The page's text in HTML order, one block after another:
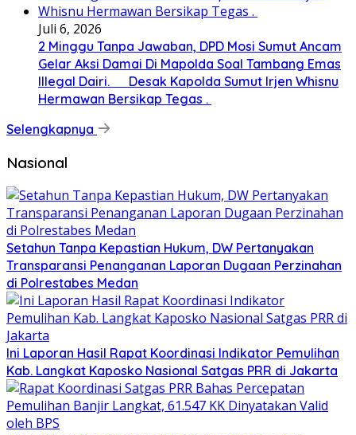
Juli 6, 2026
2 Minggu Tanpa Jawaban, DPD Mosi Sumut Ancam
Gelar Aksi Damai Di Mapolda Soal Tambang Emas
Illegal Dairi. Desak Kapolda Sumut Irjen Whisnu
Hermawan Bersikap Tegas .
Selengkapnya
Nasional
Setahun Tanpa Kepastian Hukum, DW Pertanyakan
Transparansi Penanganan Laporan Dugaan Perzinahan
di Polrestabes Medan
Ini Laporan Hasil Rapat Koordinasi Indikator Pemulihan
Kab. Langkat Kaposko Nasional Satgas PRR di Jakarta